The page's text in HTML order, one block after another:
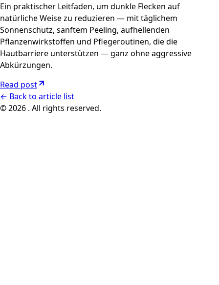
Ein praktischer Leitfaden, um dunkle Flecken auf
natürliche Weise zu reduzieren — mit täglichem
Sonnenschutz, sanftem Peeling, aufhellenden
Pflanzenwirkstoffen und Pflegeroutinen, die die
Hautbarriere unterstützen — ganz ohne aggressive
Abkürzungen.
Read post
← Back to article list
© 2026 . All rights reserved.